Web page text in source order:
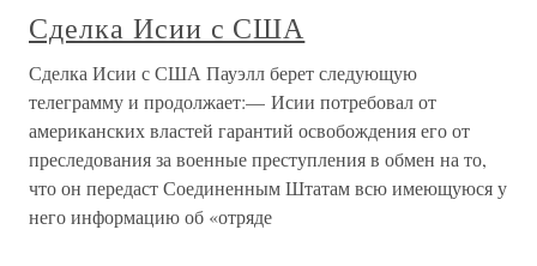
Сделка Исии с США
Сделка Исии с США Пауэлл берет следующую
телеграмму и продолжает:— Исии потребовал от
американских властей гарантий освобождения его от
преследования за военные преступления в обмен на то,
что он передаст Соединенным Штатам всю имеющуюся у
него информацию об «отряде